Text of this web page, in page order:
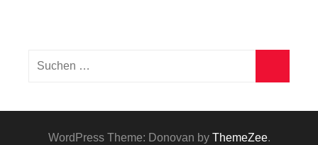
WordPress Theme: Donovan by ThemeZee.